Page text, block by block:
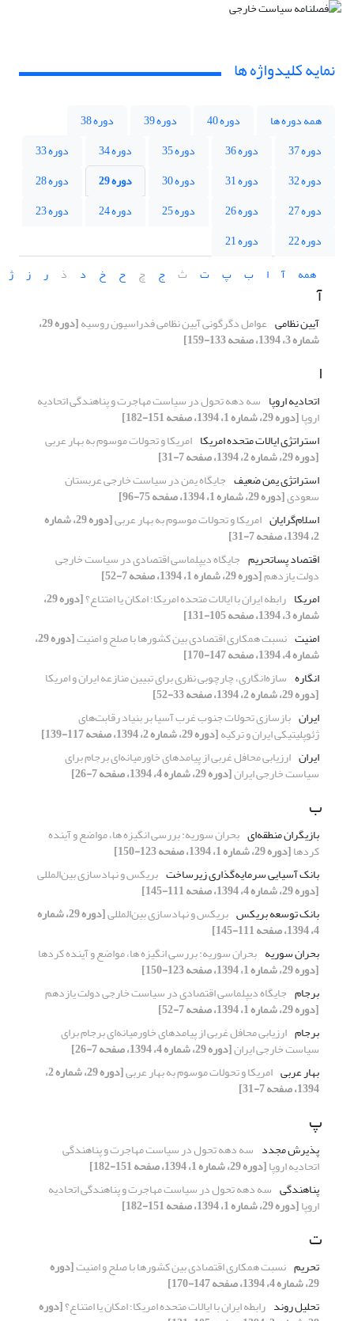
نمایه کلیدواژه ها
همه دوره ها دوره 40 دوره 39
دوره 38
دوره 37
دوره 36 دوره 35 دوره 34
دوره 33
دوره 32
دوره 31 دوره 30 دوره 29
دوره 28
دوره 27
دوره 26 دوره 25 دوره 24
دوره 23
دوره 22
دوره 21
همه
آ ا ب پ ت ث ج چ ح خ د ذ ر ز ژ
آ
آیین نظامی عوامل دگرگونی آیین نظامی فدراسیون روسیه [دوره 29،
شماره 3، 1394، صفحه 133-159]
ا
اتحادیه اروپا سه دهه تحول در سیاست مهاجرت و پناهندگی اتحادیه
اروپا[دوره 29، شماره 1، 1394، صفحه 151-182]
استراتژی ایالات متحده امریکا امریکا و تحولات موسوم به بهار عربی
[دوره 29، شماره 2، 1394، صفحه 7-31]
استراتژی یمن ضعیف جایگاه یمن در سیاست خارجی عربستان
سعودی[دوره 29، شماره 1، 1394، صفحه 75-96]
اسلام‌گرایان امریکا و تحولات موسوم به بهار عربی [دوره 29، شماره
2، 1394، صفحه 7-31]
اقتصاد پساتحریم جایگاه دیپلماسی اقتصادی در سیاست خارجی
دولت یازدهم[دوره 29، شماره 1، 1394، صفحه 7-52]
امریکا رابطه ایران با ایالات متحده امریکا؛ امکان یا امتناع؟ [دوره 29،
شماره 3، 1394، صفحه 105-131]
امنیت نسبت همکاری اقتصادی بین کشورها با صلح و امنیت [دوره 29،
شماره 4، 1394، صفحه 147-170]
انگاره سازه‌انگاری، چارچوبی نظری برای تبیین منازعه ایران و امریکا
[دوره 29، شماره 2، 1394، صفحه 33-52]
ایران بازسازی تحولات جنوب غرب آسیا بر بنیاد رقابت‌های
ژئوپلیتیکی ایران و ترکیه[دوره 29، شماره 2، 1394، صفحه 117-139]
ایران ارزیابی محافل غربی از پیامدهای خاورمیانه‌ای برجام برای
سیاست خارجی ایران[دوره 29، شماره 4، 1394، صفحه 7-26]
ب
بازیگران منطقه‌ای بحران سوریه: بررسی انگیزه ها، مواضع و آینده
کردها[دوره 29، شماره 1، 1394، صفحه 123-150]
بانک آسیایی سرمایه‌گذاری زیرساخت بریکس و نهادسازی بین‌المللی
[دوره 29، شماره 4، 1394، صفحه 111-145]
بانک توسعه بریکس بریکس و نهادسازی بین‌المللی [دوره 29، شماره
4، 1394، صفحه 111-145]
بحران سوریه بحران سوریه: بررسی انگیزه ها، مواضع و آینده کردها
[دوره 29، شماره 1، 1394، صفحه 123-150]
برجام جایگاه دیپلماسی اقتصادی در سیاست خارجی دولت یازدهم
[دوره 29، شماره 1، 1394، صفحه 7-52]
برجام ارزیابی محافل غربی از پیامدهای خاورمیانه‌ای برجام برای
سیاست خارجی ایران[دوره 29، شماره 4، 1394، صفحه 7-26]
بهار عربی امریکا و تحولات موسوم به بهار عربی [دوره 29، شماره 2،
1394، صفحه 7-31]
پ
پذیرش مجدد سه دهه تحول در سیاست مهاجرت و پناهندگی
اتحادیه اروپا[دوره 29، شماره 1، 1394، صفحه 151-182]
پناهندگی سه دهه تحول در سیاست مهاجرت و پناهندگی اتحادیه
اروپا[دوره 29، شماره 1، 1394، صفحه 151-182]
ت
تحریم نسبت همکاری اقتصادی بین کشورها با صلح و امنیت[دوره
29، شماره 4، 1394، صفحه 147-170]
تحلیل روند رابطه ایران با ایالات متحده امریکا؛ امکان یا امتناع؟[دوره